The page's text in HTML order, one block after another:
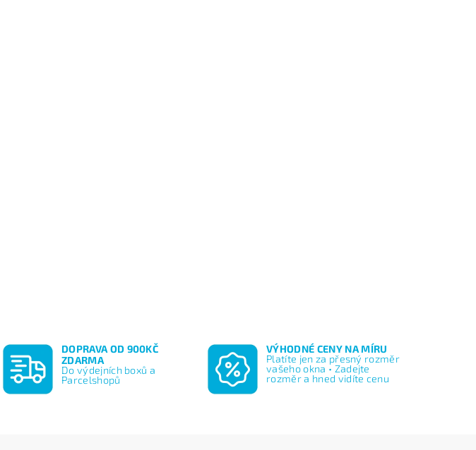
DOPRAVA OD 900KČ
ZDARMA
Do výdejních boxů a
Parcelshopů
VÝHODNÉ CENY NA MÍRU
Platíte jen za přesný rozměr
vašeho okna • Zadejte
rozměr a hned vidíte cenu